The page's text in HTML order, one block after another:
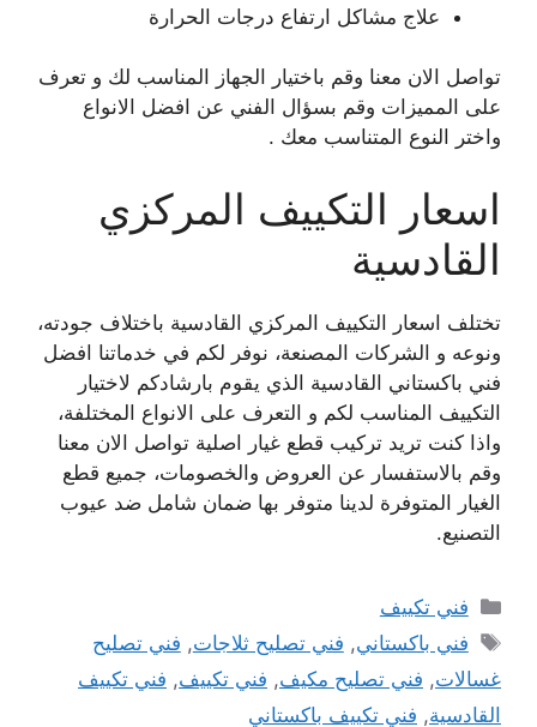
علاج مشاكل ارتفاع درجات الحرارة
تواصل الان معنا وقم باختيار الجهاز المناسب لك و تعرف
على المميزات وقم بسؤال الفني عن افضل الانواع
واختر النوع المتناسب معك .
اسعار التكييف المركزي
القادسية
تختلف اسعار التكييف المركزي القادسية باختلاف جودته،
ونوعه و الشركات المصنعة، نوفر لكم في خدماتنا افضل
فني باكستاني القادسية الذي يقوم بارشادكم لاختيار
التكييف المناسب لكم و التعرف على الانواع المختلفة،
واذا كنت تريد تركيب قطع غيار اصلية تواصل الان معنا
وقم بالاستفسار عن العروض والخصومات، جميع قطع
الغيار المتوفرة لدينا متوفر بها ضمان شامل ضد عيوب
التصنيع.
التصنيفات
فني تكييف
الوسوم
فني باكستاني, فني تصليح ثلاجات, فني تصليح
غسالات, فني تصليح مكيف, فني تكييف, فني تكييف
القادسية, فني تكييف باكستاني